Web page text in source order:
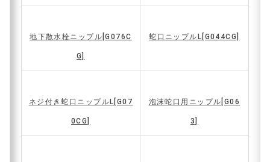
地下散水栓ニップル [G076C
G]
蛇口ニップルL [G044CG]
ネジ付き蛇口ニップルL [G07
0CG]
泡沫蛇口用ニップル [G06
3]